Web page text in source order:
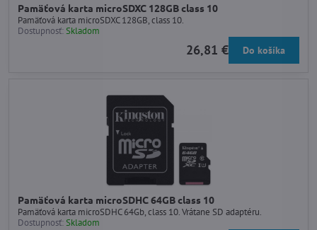
Pamäťová karta microSDXC 128GB class 10
Pamäťová karta microSDXC 128GB, class 10.
Dostupnosť:Skladom
26,81 € Do košíka
Pamäťová karta microSDHC 64GB class 10
Pamäťová karta microSDHC 64Gb, class 10. Vrátane SD adaptéru.
Dostupnosť:Skladom